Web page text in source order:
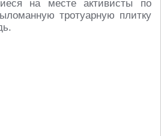
на месте активисты по
тротуарную плитку